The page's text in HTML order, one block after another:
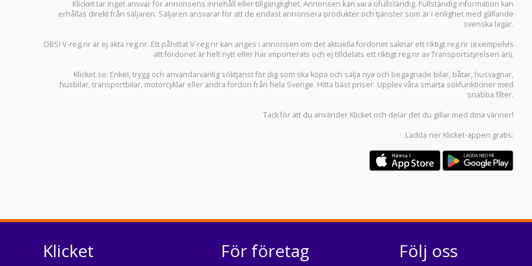
Klicket tar inget ansvar för annonsens innehåll eller tillgänglighet. Annonsen kan vara ofullständig. Fullständig information kan
erhållas direkt från säljaren. Säljaren ansvarar för att de endast annonsera produkter och tjänster som är i enlighet med gällande
svenska lagar.
OBS! V-reg.nr är ej äkta reg.nr. Ett påhittat V-reg.nr kan anges i annonsen om det aktuella fordonet saknar ett riktigt reg.nr (exempelvis
att fordonet är helt nytt eller har importerats och ej tilldelats ett riktigt reg.nr av Transportstyrelsen än).
Klicket.se: Enkel, trygg och användarvänlig söktjänst för dig som ska köpa och sälja nya och begagnade bilar, båtar, husvagnar,
husbilar,transportbilar, motorcyklar eller andra fordon från hela Sverige. Hitta bäst priser. Upplev våra smarta sökfunktioner med
snabba filter.
Tack för att du använder Klicket och delar det du gillar med dina vänner!
Ladda ner Klicket-appen gratis:
Klicket För företag Följ oss